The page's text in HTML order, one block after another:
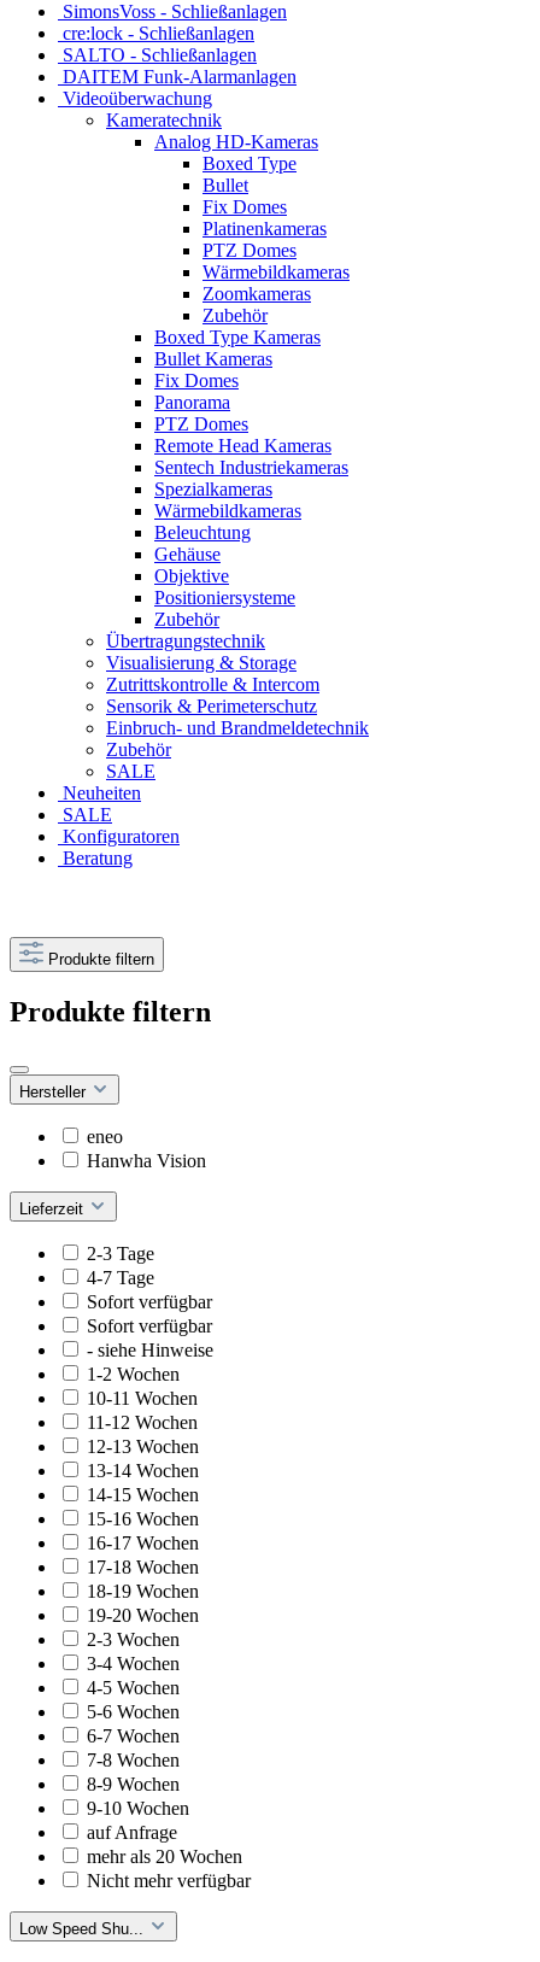
SimonsVoss - Schließanlagen
cre:lock - Schließanlagen
SALTO - Schließanlagen
DAITEM Funk-Alarmanlagen
Videoüberwachung
Kameratechnik
Analog HD-Kameras
Boxed Type
Bullet
Fix Domes
Platinenkameras
PTZ Domes
Wärmebildkameras
Zoomkameras
Zubehör
Boxed Type Kameras
Bullet Kameras
Fix Domes
Panorama
PTZ Domes
Remote Head Kameras
Sentech Industriekameras
Spezialkameras
Wärmebildkameras
Beleuchtung
Gehäuse
Objektive
Positioniersysteme
Zubehör
Übertragungstechnik
Visualisierung & Storage
Zutrittskontrolle & Intercom
Sensorik & Perimeterschutz
Einbruch- und Brandmeldetechnik
Zubehör
SALE
Neuheiten
SALE
Konfiguratoren
Beratung
Produkte filtern
Produkte filtern
Hersteller
eneo
Hanwha Vision
Lieferzeit
2-3 Tage
4-7 Tage
Sofort verfügbar
Sofort verfügbar
- siehe Hinweise
1-2 Wochen
10-11 Wochen
11-12 Wochen
12-13 Wochen
13-14 Wochen
14-15 Wochen
15-16 Wochen
16-17 Wochen
17-18 Wochen
18-19 Wochen
19-20 Wochen
2-3 Wochen
3-4 Wochen
4-5 Wochen
5-6 Wochen
6-7 Wochen
7-8 Wochen
8-9 Wochen
9-10 Wochen
auf Anfrage
mehr als 20 Wochen
Nicht mehr verfügbar
Low Speed Shu...